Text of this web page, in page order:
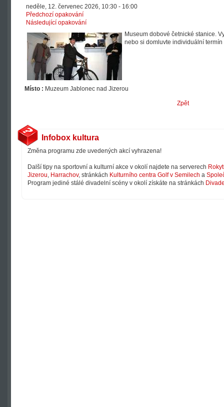
neděle, 12. červenec 2026, 10:30 - 16:00
Předchozí opakování
Následující opakování
Museum dobové četnické stanice.
nebo si domluvte individuální
Místo : Muzeum Jablonec nad Jizerou
Zpět
Infobox kultura
Změna programu zde uvedených akcí vyhrazena!
Další tipy na sportovní a kulturní akce v okolí najdete na serverech
Jizerou, Harrachov, stránkách Kulturního centra Golf v Semilech a
Program jediné stálé divadelní scény v okolí získáte na stránkách